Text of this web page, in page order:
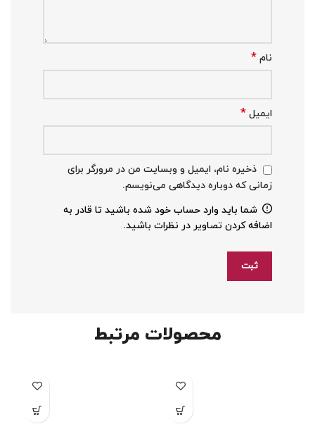
نام *
ایمیل *
ذخیره نام، ایمیل و وبسایت من در مرورگر برای
زمانی که دوباره دیدگاهی می‌نویسم.
شما باید وارد حساب خود شده باشید تا قادر به
اضافه کردن تصاویر در نظرات باشید.
محصولات مرتبط